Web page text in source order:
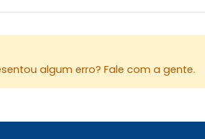
algum erro? Fale com a gente.